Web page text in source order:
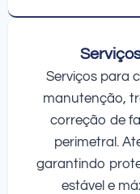
Serviços para
manutenção,
correção de
perimetral.
garantindo
estável e